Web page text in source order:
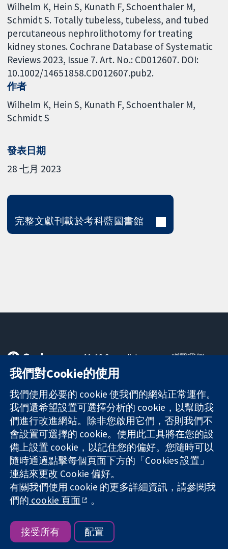
Wilhelm K, Hein S, Kunath F, Schoenthaler M,
Schmidt S. Totally tubeless, tubeless, and tubed
percutaneous nephrolithotomy for treating
kidney stones. Cochrane Database of Systematic
Reviews 2023, Issue 7. Art. No.: CD012607. DOI:
10.1002/14651858.CD012607.pub2.
作者
Wilhelm K Hein S Kunath F Schoenthaler M
Schmidt S
發表日期
28 七月 2023
完整文獻刊載於考科藍圖書館
可信任實證
知情決定
更完善的健康照
護
11-13 Cavendish
Square
London
W1G 0AN
United Kingdom
聯繫我們
關於我們
工作機會
Cochrane
Library
The Cochrane Collaboration is a charity (no. 1045921) and a
company limited by guarantee (no. 03044323) registered in
England & Wales. VAT registration number GB 718 2127 49.
版權所有 © 2026 The Cochrane Collaboration
網站條款與條件|免責聲明|隱私權
我們對Cookie的使用
我們使用必要的 cookie 使我們的網站正常運作。
我們還希望設置可選擇分析的 cookie，以幫助我
們進行改進網站。除非您啟用它們，否則我們不
會設置可選擇的 cookie。使用此工具將在您的設
備上設置 cookie，以記住您的偏好。您隨時可以
隨時通過點擊每個頁面下方的「Cookies 設置」
連結來更改 Cookie 偏好。
有關我們使用 cookie 的更多詳細資訊，請參閱我
們的 cookie 頁面 。
接受所有 配置